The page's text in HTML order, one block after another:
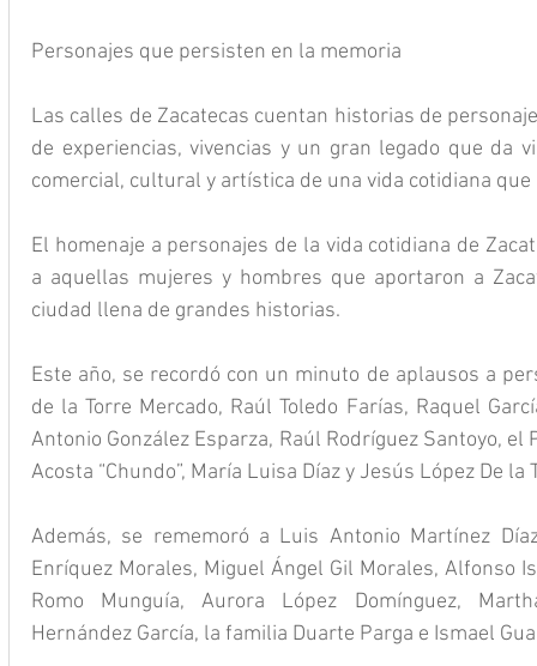
Personajes que persisten en la memoria
Las calles de Zacatecas cuentan historias de
de experiencias, vivencias y un gran legado que da
comercial, cultural y artística de una vida cotidiana
El homenaje a personajes de la vida cotidiana de
a aquellas mujeres y hombres que aportaron a
ciudad llena de grandes historias.
Este año, se recordó con un minuto de aplausos a
de la Torre Mercado, Raúl Toledo Farías, Raquel
Antonio González Esparza, Raúl Rodríguez Santoyo,
Acosta “Chundo”, María Luisa Díaz y Jesús López De la
Además, se rememoró a Luis Antonio Martínez
Enríquez Morales, Miguel Ángel Gil Morales, Alfonso
Romo Munguía, Aurora López Domínguez,
Hernández García, la familia Duarte Parga e Ismael